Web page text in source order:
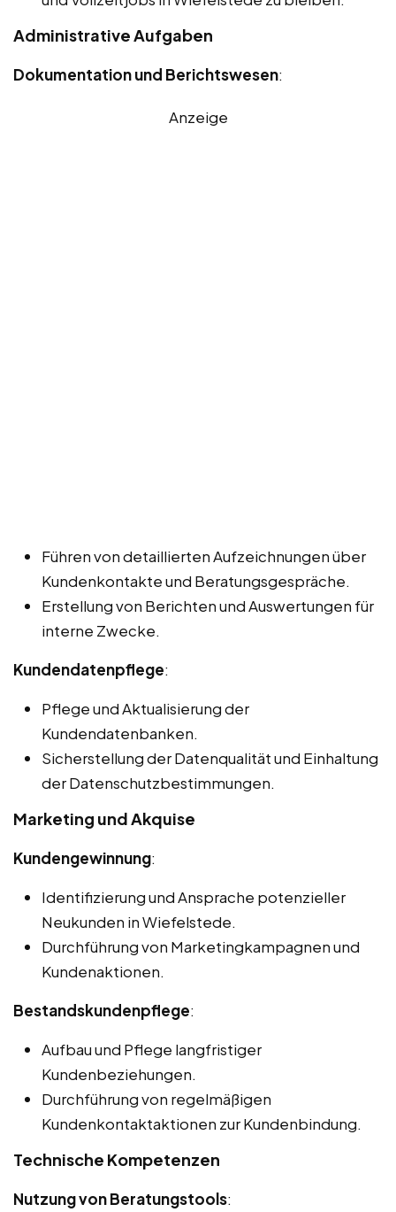
Administrative Aufgaben
Dokumentation und Berichtswesen:
Anzeige
Führen von detaillierten Aufzeichnungen über
Kundenkontakte und Beratungsgespräche.
Erstellung von Berichten und Auswertungen für
interne Zwecke.
Kundendatenpflege:
Pflege und Aktualisierung der
Kundendatenbanken.
Sicherstellung der Datenqualität und Einhaltung
der Datenschutzbestimmungen.
Marketing und Akquise
Kundengewinnung:
Identifizierung und Ansprache potenzieller
Neukunden in Wiefelstede.
Durchführung von Marketingkampagnen und
Kundenaktionen.
Bestandskundenpflege:
Aufbau und Pflege langfristiger
Kundenbeziehungen.
Durchführung von regelmäßigen
Kundenkontaktaktionen zur Kundenbindung.
Technische Kompetenzen
Nutzung von Beratungstools: